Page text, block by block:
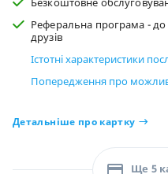
Реферальна програма - до
друзів
Істотні характеристики
Попередження про
Детальніше про картку
Ще 5